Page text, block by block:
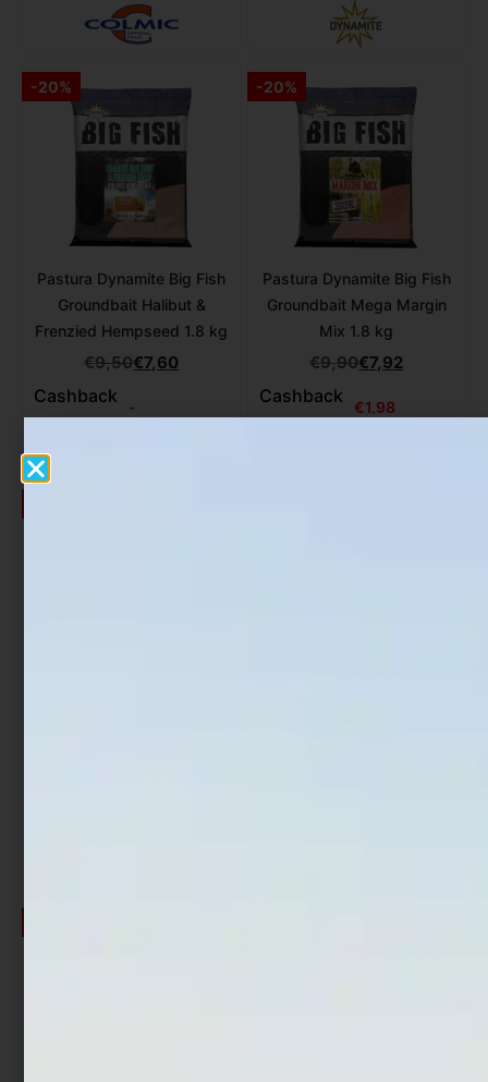
-20%
Pastura Dynamite Big Fish
Groundbait Halibut &
Frenzied Hempseed 1.8 kg
€9,50€7,60
Cashback
-
-20%
Pastura Dynamite Big Fish
Groundbait Mega Margin
Mix 1.8 kg
€9,90€7,92
Cashback
€1,98